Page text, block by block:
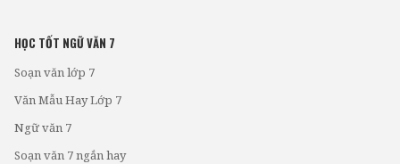
HỌC TỐT NGỮ VĂN 7
Soạn văn lớp 7
Văn Mẫu Hay Lớp 7
Ngữ văn 7
Soạn văn 7 ngắn hay